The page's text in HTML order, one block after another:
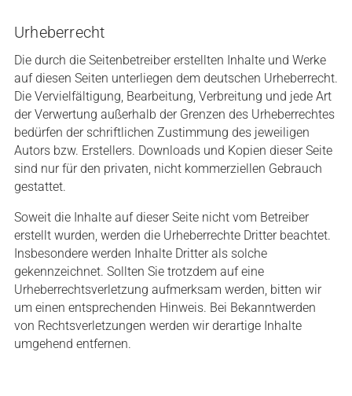
Urheberrecht
Die durch die Seitenbetreiber erstellten Inhalte und Werke
auf diesen Seiten unterliegen dem deutschen Urheberrecht.
Die Vervielfältigung, Bearbeitung, Verbreitung und jede Art
der Verwertung außerhalb der Grenzen des Urheberrechtes
bedürfen der schriftlichen Zustimmung des jeweiligen
Autors bzw. Erstellers. Downloads und Kopien dieser Seite
sind nur für den privaten, nicht kommerziellen Gebrauch
gestattet.
Soweit die Inhalte auf dieser Seite nicht vom Betreiber
erstellt wurden, werden die Urheberrechte Dritter beachtet.
Insbesondere werden Inhalte Dritter als solche
gekennzeichnet. Sollten Sie trotzdem auf eine
Urheberrechtsverletzung aufmerksam werden, bitten wir
um einen entsprechenden Hinweis. Bei Bekanntwerden
von Rechtsverletzungen werden wir derartige Inhalte
umgehend entfernen.